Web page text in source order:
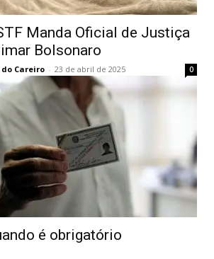
Manda Oficial de Justiça
Bolsonaro
Careiro - 23 de abril de 2025 0
é obrigatório